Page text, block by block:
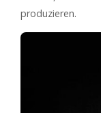
produzieren.